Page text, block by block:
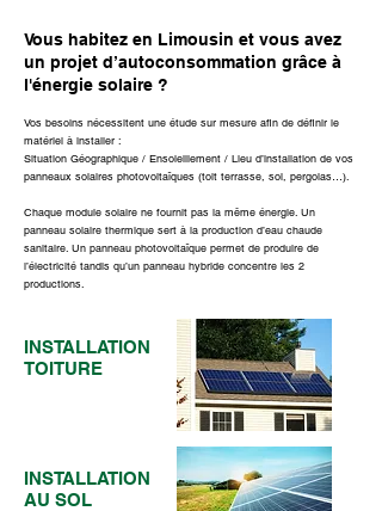
Vous habitez en Limousin et vous avez
un projet d’autoconsommation grâce à
l'énergie solaire ?
Vos besoins nécessitent une étude sur mesure afin de définir le
matériel à installer :
Situation Géographique / Ensoleillement / Lieu d’installation de vos
panneaux solaires photovoltaïques (toit terrasse, sol, pergolas…).
Chaque module solaire ne fournit pas la même énergie. Un
panneau solaire thermique sert à la production d’eau chaude
sanitaire. Un panneau photovoltaïque permet de produire de
l’électricité tandis qu’un panneau hybride concentre les 2
productions.
INSTALLATION
TOITURE
INSTALLATION
AU SOL